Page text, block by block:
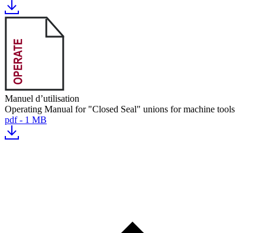
Manuel d’utilisation
Operating Manual for "Closed Seal" unions for machine tools
pdf - 1 MB